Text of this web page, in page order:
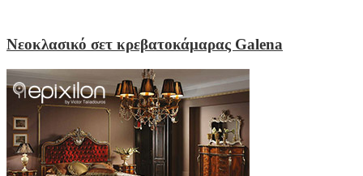
Νεοκλασικό σετ κρεβατοκάμαρας Galena